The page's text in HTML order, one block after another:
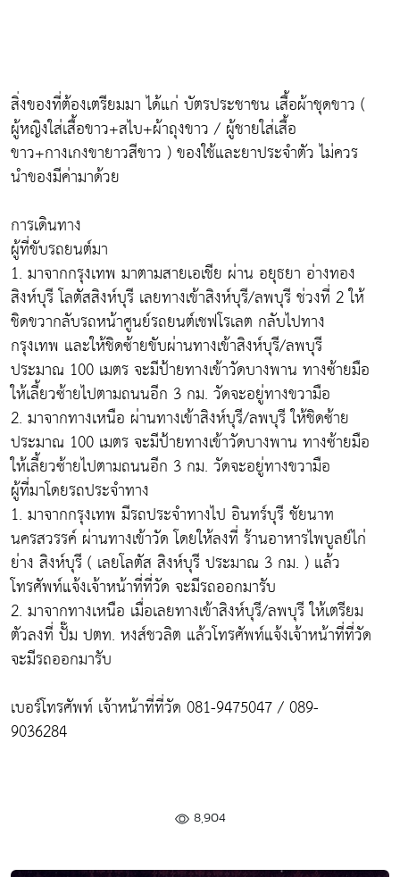
สิ่งของที่ต้องเตรียมมา ได้แก่ บัตรประชาชน เสื้อผ้าชุดขาว (
ผู้หญิงใส่เสื้อขาว+สไบ+ผ้าถุงขาว / ผู้ชายใส่เสื้อ
ขาว+กางเกงขายาวสีขาว ) ของใช้และยาประจำตัว ไม่ควร
นำของมีค่ามาด้วย
การเดินทาง
ผู้ที่ขับรถยนต์มา
1. มาจากกรุงเทพ มาตามสายเอเชีย ผ่าน อยุธยา อ่างทอง
สิงห์บุรี โลตัสสิงห์บุรี เลยทางเข้าสิงห์บุรี/ลพบุรี ช่วงที่ 2 ให้
ชิดขวากลับรถหน้าศูนย์รถยนต์เชฟโรเลต กลับไปทาง
กรุงเทพ และให้ชิดซ้ายขับผ่านทางเข้าสิงห์บุรี/ลพบุรี
ประมาณ 100 เมตร จะมีป้ายทางเข้าวัดบางพาน ทางซ้ายมือ
ให้เลี้ยวซ้ายไปตามถนนอีก 3 กม. วัดจะอยู่ทางขวามือ
2. มาจากทางเหนือ ผ่านทางเข้าสิงห์บุรี/ลพบุรี ให้ชิดซ้าย
ประมาณ 100 เมตร จะมีป้ายทางเข้าวัดบางพาน ทางซ้ายมือ
ให้เลี้ยวซ้ายไปตามถนนอีก 3 กม. วัดจะอยู่ทางขวามือ
ผู้ที่มาโดยรถประจำทาง
1. มาจากกรุงเทพ มีรถประจำทางไป อินทร์บุรี ชัยนาท
นครสวรรค์ ผ่านทางเข้าวัด โดยให้ลงที่ ร้านอาหารไพบูลย์ไก่
ย่าง สิงห์บุรี ( เลยโลตัส สิงห์บุรี ประมาณ 3 กม. ) แล้ว
โทรศัพท์แจ้งเจ้าหน้าที่ที่วัด จะมีรถออกมารับ
2. มาจากทางเหนือ เมื่อเลยทางเข้าสิงห์บุรี/ลพบุรี ให้เตรียม
ตัวลงที่ ปั๊ม ปตท. หงส์ชวลิต แล้วโทรศัพท์แจ้งเจ้าหน้าที่ที่วัด
จะมีรถออกมารับ
เบอร์โทรศัพท์ เจ้าหน้าที่ที่วัด 081-9475047 / 089-
9036284
8,904